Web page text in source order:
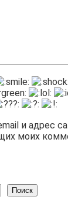
и адрес
моих
Поиск